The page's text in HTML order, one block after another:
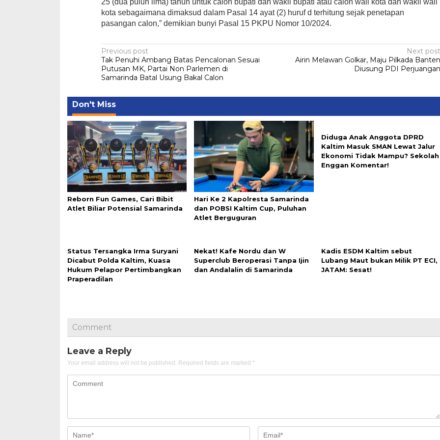
25 (dua puluh lima) tahun untuk calon bupati dan wakil bupati atau calon wali kota dan wakil wali
kota sebagaimana dimaksud dalam Pasal 14 ayat (2) huruf d terhitung sejak penetapan
pasangan calon,” demikian bunyi Pasal 15 PKPU Nomor 10/2024.
Post
navigation
Previous post
Tak Penuhi Ambang Batas Pencalonan Sesuai
Putusan MK, Partai Non Parlemen di
Samarinda Batal Usung Bakal Calon
Next post
Airin Melawan Golkar, Maju Pilkada Banten
Diusung PDI Perjuangan
Don't Miss
Reborn Fun Games, Cari Bibit
Atlet Biliar Potensial Samarinda
Hari Ke 2 Kapolresta Samarinda
dan POBSI Kaltim Cup, Puluhan
Atlet Berguguran
Diduga Anak Anggota DPRD
Kaltim Masuk SMAN Lewat Jalur
Ekonomi Tidak Mampu? Sekolah
Enggan Komentar!
Status Tersangka Irma Suryani
Dicabut Polda Kaltim, Kuasa
Hukum Pelapor Pertimbangkan
Praperadilan
Nekat! Kafe Nordu dan W
Superclub Beroperasi Tanpa Ijin
dan Andalalin di Samarinda
Kadis ESDM Kaltim sebut
Lubang Maut bukan Milik PT ECI,
JATAM: Sesat!
Comment
Leave a Reply
Your email address will not be published. Required fields are marked *